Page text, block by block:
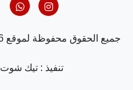
جميع الحقوق محفوظة لموقع motar @ 2026
تنفيذ : تيك شوت